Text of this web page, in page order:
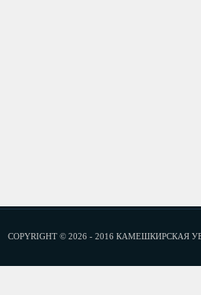
COPYRIGHT © 2026 - 2016 КАМЕШКИРСКАЯ